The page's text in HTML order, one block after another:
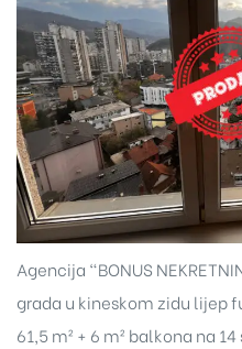
Agencija "BONUS
grada u kineskom zidu lijep
61,5 m² + 6 m² balkona na